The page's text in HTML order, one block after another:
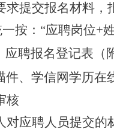
求提交报名材料，
按： “应聘岗位+
应聘报名登记表（
件、学信网学历在
核
对应聘人员提交